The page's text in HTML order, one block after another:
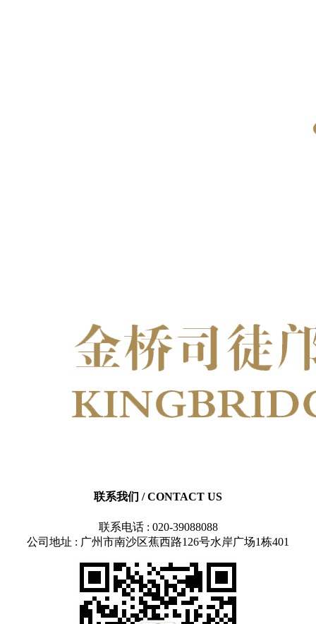
联系我们 / CONTACT US
联系电话 : 020-39088088
公司地址 : 广州市南沙区蕉西路126号水岸广场1栋401